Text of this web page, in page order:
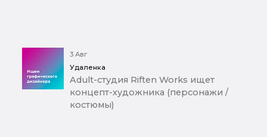
3 Авг
Удаленка
Adult-студия Riften Works ищет
концепт-художника (персонажи /
костюмы)